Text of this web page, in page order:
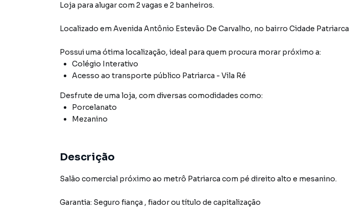
Loja para alugar com 2 vagas e 2 banheiros.
Localizado em Avenida Antônio Estevão De Carvalho, no bairro Cidade Patriarca
Possui uma ótima localização, ideal para quem procura morar próximo a:
Colégio Interativo
Acesso ao transporte público Patriarca - Vila Ré
Desfrute de uma loja, com diversas comodidades como:
Porcelanato
Mezanino
Descrição
Salão comercial próximo ao metrô Patriarca com pé direito alto e mesanino.
Garantia: Seguro fiança , fiador ou título de capitalização